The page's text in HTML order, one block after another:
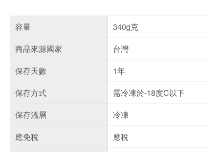
容量
340g克
商品來源國家
台灣
保存天數
1年
保存方式
需冷凍於-18度C以下
保存溫層
冷凍
應免稅
應稅